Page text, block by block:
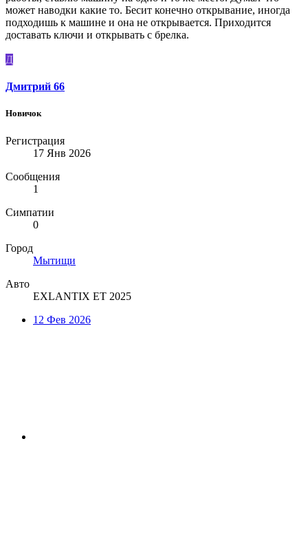
может наводки какие то. Бесит конечно открывание, иногда
подходишь к машине и она не открывается. Приходится
доставать ключи и открывать с брелка.
Д
Дмитрий 66
Новичок
Регистрация
17 Янв 2026
Сообщения
1
Симпатии
0
Город
Мытищи
Авто
EXLANTIX ET 2025
12 Фев 2026